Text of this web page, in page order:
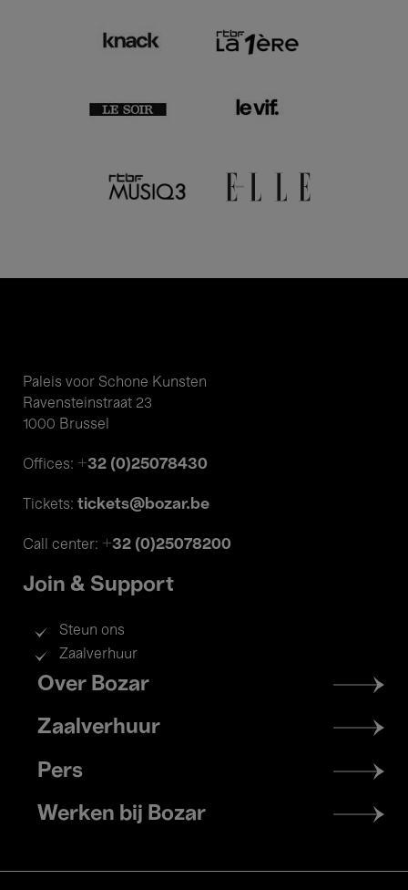
Paleis voor Schone Kunsten
Ravensteinstraat 23
1000 Brussel
Offices: +32 (0)25078430
Tickets: tickets@bozar.be
Call center: +32 (0)25078200
Join & Support
Steun ons
Zaalverhuur
Footer
menu
Over Bozar
Zaalverhuur
Pers
Werken bij Bozar